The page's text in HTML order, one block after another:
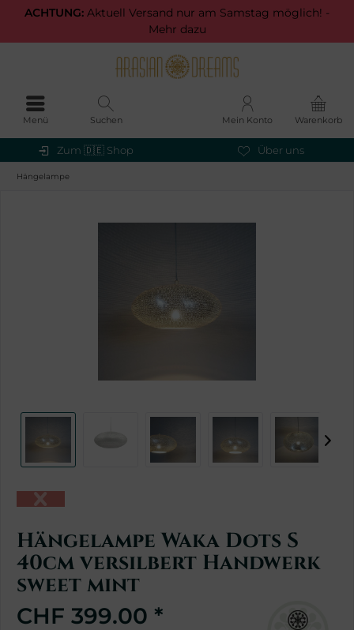
ACHTUNG: Aktuell Versand nur am Samstag möglich! -
Mehr dazu
Zum 🇩🇪 Shop Über uns
Menü Warenkorb
Mein Konto
Suchen
Hängelampe
Hängelampe Waka Dots S
40cm versilbert Handwerk
sweet mint
CHF 399.00 *